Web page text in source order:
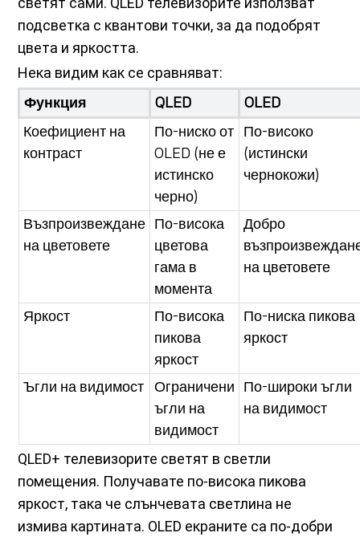
подсветка с квантови точки, за да подобрят
цвета и яркостта.
Нека видим как се сравняват:
Функция
QLED
OLED
Коефициент на
контраст
По-ниско от
OLED (не е
истинско
черно)
По-високо
(истински
чернокожи)
Възпроизвеждане
на цветовете
По-висока
цветова
гама в
момента
Добро
на цветовете
Яркост
По-висока
пикова
яркост
По-ниска пикова
яркост
Ъгли на видимост
Ограничени
ъгли на
видимост
По-широки ъгли
на видимост
QLED+ телевизорите светят в светли
помещения. Получавате по-висока пикова
яркост, така че слънчевата светлина не
измива картината. OLED екраните са по-добри